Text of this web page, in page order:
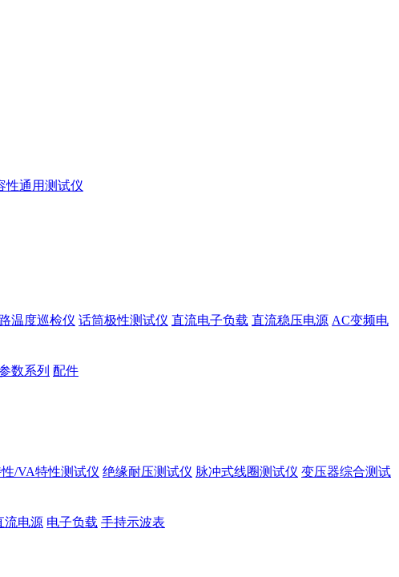
性通用测试仪
温度巡检仪 话筒极性测试仪 直流电子负载 直流稳压电源 AC变频电
数系列 配件
/VA特性测试仪 绝缘耐压测试仪 脉冲式线圈测试仪 变压器综合测试
流电源 电子负载 手持示波表